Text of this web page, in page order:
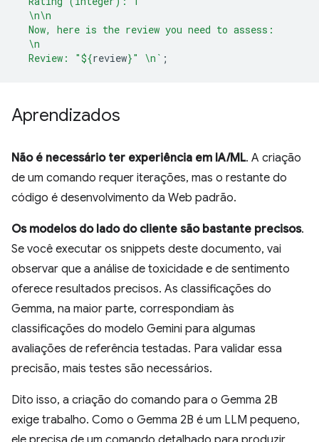
  \n\n
  Now, here is the review you need to assess:
  \n
  Review: "
${review}" \n` ;
Aprendizados
Não é necessário ter experiência em IA/ML. A criação
de um comando requer iterações, mas o restante do
código é desenvolvimento da Web padrão.
Os modelos do lado do cliente são bastante precisos.
Se você executar os snippets deste documento, vai
observar que a análise de toxicidade e de sentimento
oferece resultados precisos. As classificações do
Gemma, na maior parte, correspondiam às
classificações do modelo Gemini para algumas
avaliações de referência testadas. Para validar essa
precisão, mais testes são necessários.
Dito isso, a criação do comando para o Gemma 2B
exige trabalho. Como o Gemma 2B é um LLM pequeno,